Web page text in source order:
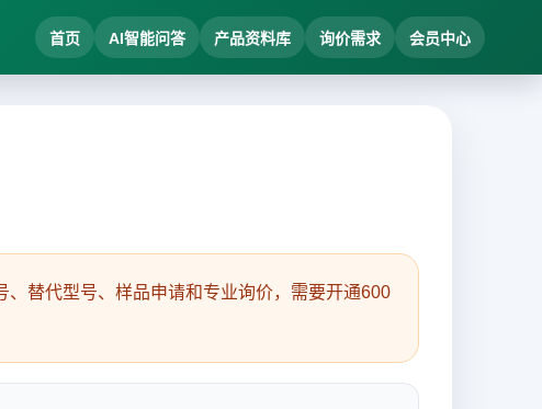
首页 AI智能问答 产品资料库 询价需求 会员中心
替代型号、样品申请和专业询价，需要开通600